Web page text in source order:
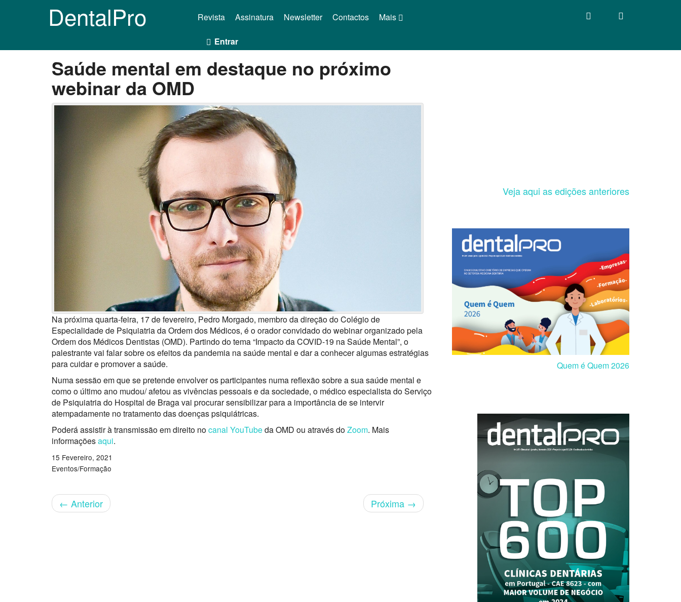
DentalPro Mais
Revista Assinatura Newsletter Contactos
Entrar
Saúde mental em destaque no próximo
webinar da OMD
Na próxima quarta-feira, 17 de fevereiro, Pedro Morgado, membro da direção do Colégio de
Especialidade de Psiquiatria da Ordem dos Médicos, é o orador convidado do webinar organizado pela
Ordem dos Médicos Dentistas (OMD). Partindo do tema “Impacto da COVID-19 na Saúde Mental”, o
palestrante vai falar sobre os efeitos da pandemia na saúde mental e dar a conhecer algumas estratégias
para cuidar e promover a saúde.
Numa sessão em que se pretende envolver os participantes numa reflexão sobre a sua saúde mental e
como o último ano mudou/ afetou as vivências pessoais e da sociedade, o médico especialista do Serviço
de Psiquiatria do Hospital de Braga vai procurar sensibilizar para a importância de se intervir
atempadamente no tratamento das doenças psiquiátricas.
Poderá assistir à transmissão em direito nocanal YouTubeda OMD ou através doZoom. Mais
informaçõesaqui.
15 Fevereiro, 2021
Eventos/Formação
← Anterior Próxima →
Veja aqui as edições anteriores
Quem é Quem 2026